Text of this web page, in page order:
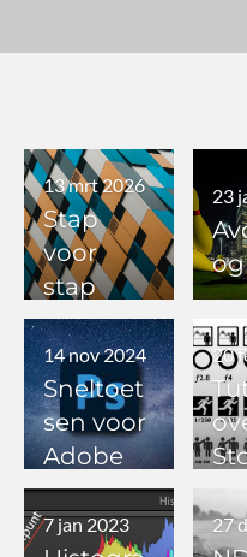
Stap
voor
stap
flitsen
13 mrt 2026 23
Sneltoet
sen voor
Adobe
Photosh
op
14 nov 2024 20
7 jan 2023 27